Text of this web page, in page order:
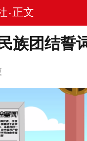
• 正文
族团结誓